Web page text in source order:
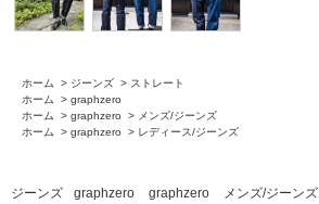
ホーム > ジーンズ > ストレート
ホーム
> graphzero
ホーム
> graphzero > メンズ/ジーンズ
ホーム
> graphzero > レディース/ジーンズ
ジーンズ graphzero graphzero メンズ/ジーンズ